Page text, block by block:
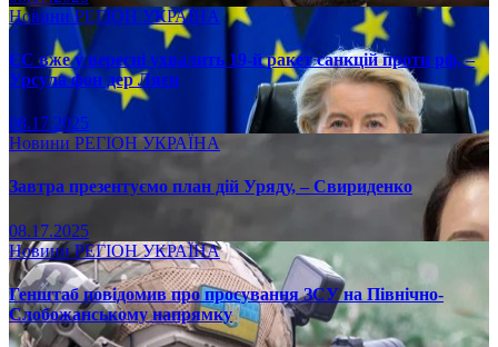
НовиниРЕГІОН УКРАЇНА
ЄС вже у вересні ухвалить 19-й ракет санкцій проти рф, –
Урсула фон дер Ляєн
08.17.2025
Новини РЕГІОН УКРАЇНА
Завтра презентуємо план дій Уряду, – Свириденко
08.17.2025
НовиниРЕГІОНУКРАЇНА
Генштаб повідомив про просування ЗСУ на Північно-
Слобожанському напрямку